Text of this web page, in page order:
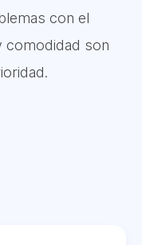
con el
comodidad son